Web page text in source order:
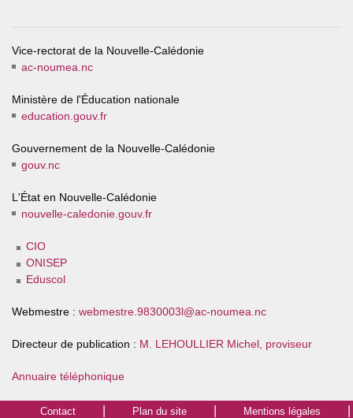
Vice-rectorat de la Nouvelle-Calédonie
ac-noumea.nc
Ministère de l'Éducation nationale
education.gouv.fr
Gouvernement de la Nouvelle-Calédonie
gouv.nc
L'État en Nouvelle-Calédonie
nouvelle-caledonie.gouv.fr
CIO
ONISEP
Eduscol
Webmestre : webmestre.9830003l@ac-noumea.nc
Directeur de publication : M. LEHOULLIER Michel, proviseur
Annuaire téléphonique
Contact Plan du site Mentions légales